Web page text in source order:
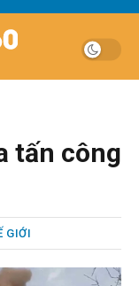
tấn công
GIỚI